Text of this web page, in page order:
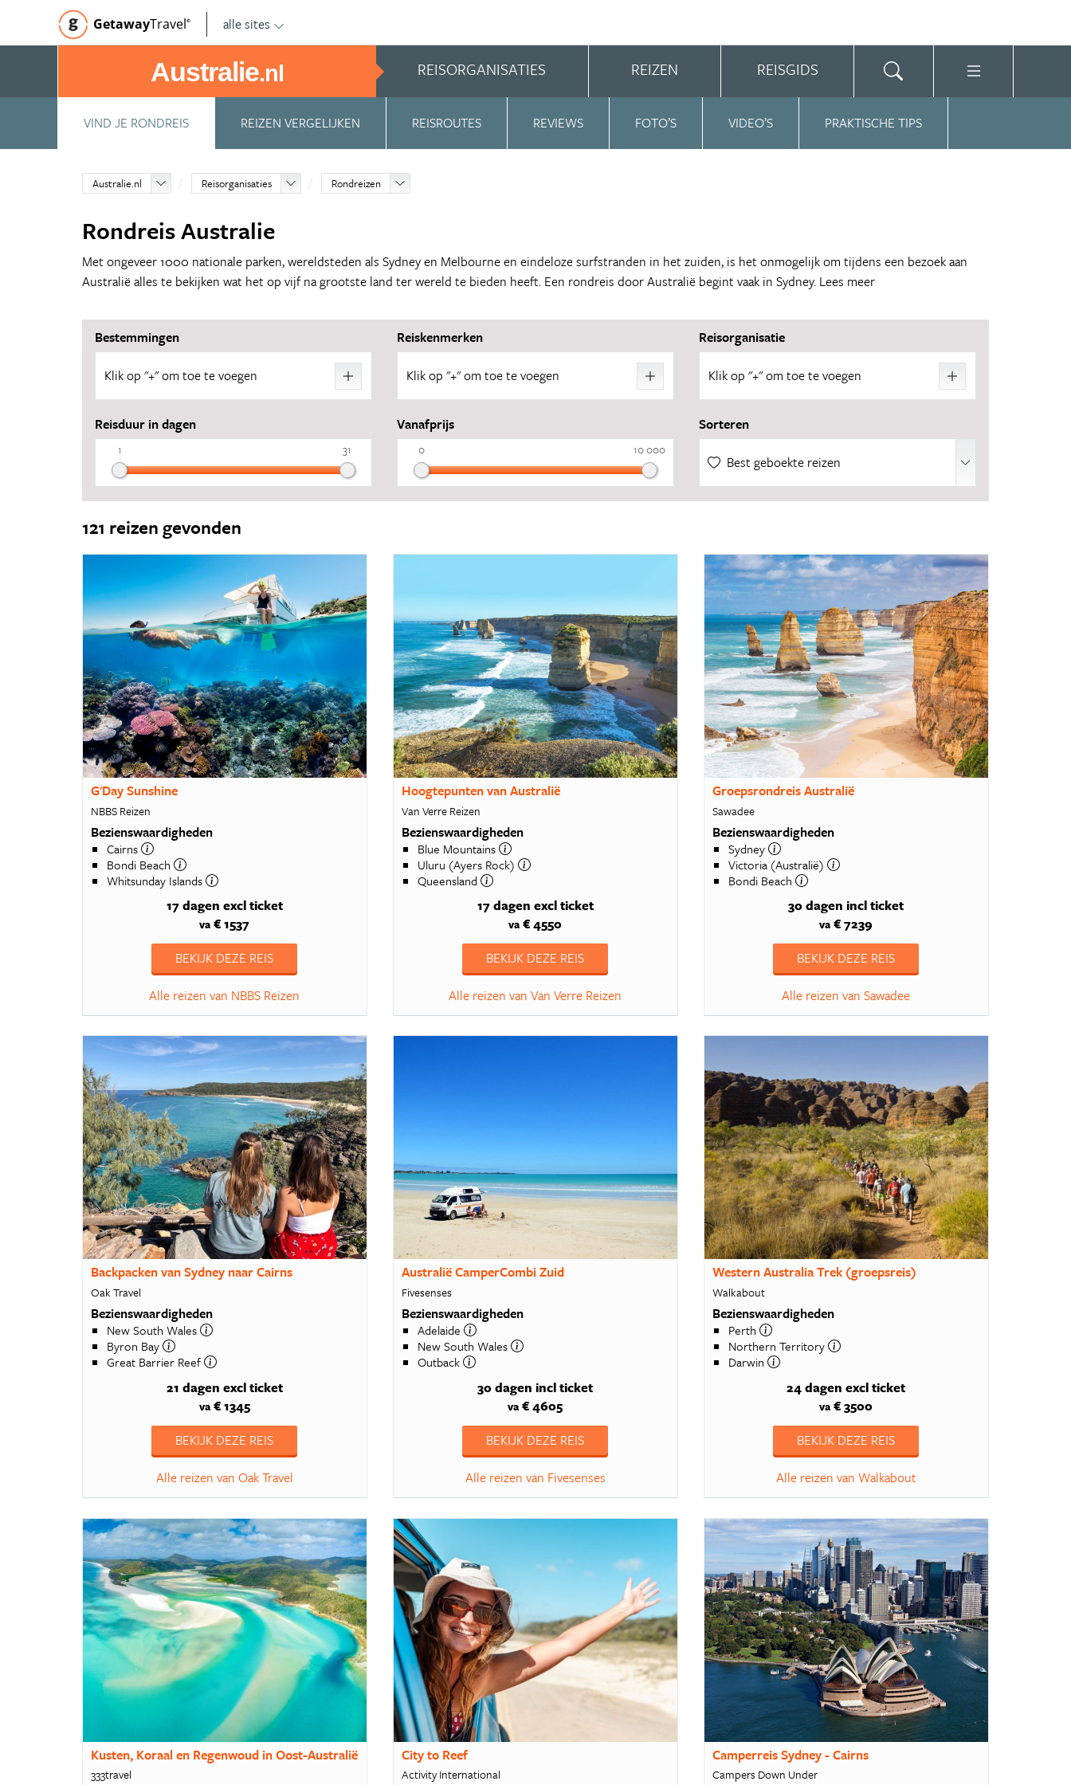
GetawayTravel© alle sites
Australie.nl REISORGANISATIES REIZEN REISGIDS
VIND JE RONDREIS REIZEN VERGELIJKEN REISROUTES REVIEWS FOTO’S VIDEO’S PRAKTISCHE TIPS
Australie.nl Reisorganisaties Rondreizen
Rondreis Australie
Met ongeveer 1000 nationale parken, wereldsteden als Sydney en Melbourne en eindeloze surfstranden in het zuiden, is het onmogelijk om tijdens een bezoek aan
Australië alles te bekijken wat het op vijf na grootste land ter wereld te bieden heeft. Een rondreis door Australië begint vaak in Sydney. Lees meer
Bestemmingen
1
27
28
10
10
12
2
2
1
1
1
Klik op "+" om toe te voegen
Reiskenmerken
36 reizen
5 reizen
Klik op "+" om toe te voegen
Reisorganisatie
14 reizen
9 reizen
8 reizen
6 reizen
6 reizen
5 reizen
5 reizen
4 reizen
4 reizen
3 reizen
Klik op "+" om toe te voegen
Reisduur in dagen
1 31
Vanafprijs
0 10 000
Sorteren
Best geboekte reizen
121 reizen gevonden
G'Day Sunshine
NBBS Reizen
Bezienswaardigheden
Cairns
Bondi Beach
Whitsunday Islands
17 dagen excl ticket
va € 1537
BEKIJK DEZE REIS
Alle reizen van NBBS Reizen
Hoogtepunten van Australië
Van Verre Reizen
Bezienswaardigheden
Blue Mountains
Uluru (Ayers Rock)
Queensland
17 dagen excl ticket
va € 4550
BEKIJK DEZE REIS
Alle reizen van Van Verre Reizen
Groepsrondreis Australië
Sawadee
Bezienswaardigheden
Sydney
Victoria (Australië)
Bondi Beach
30 dagen incl ticket
va € 7239
BEKIJK DEZE REIS
Alle reizen van Sawadee
Backpacken van Sydney naar Cairns
Oak Travel
Bezienswaardigheden
New South Wales
Byron Bay
Great Barrier Reef
21 dagen excl ticket
va€ 1345
BEKIJK DEZE REIS
Alle reizen van Oak Travel
Australië CamperCombi Zuid
Fivesenses
Bezienswaardigheden
Adelaide
New South Wales
Outback
30 dagen incl ticket
va € 4605
BEKIJK DEZE REIS
Alle reizen van Fivesenses
Western Australia Trek (groepsreis)
Walkabout
Bezienswaardigheden
Perth
Northern Territory
Darwin
24 dagen excl ticket
va € 3500
BEKIJK DEZE REIS
Alle reizen van Walkabout
Kusten, Koraal en Regenwoud in Oost-Australië
333travel
City to Reef
Activity International
Camperreis Sydney - Cairns
Campers Down Under